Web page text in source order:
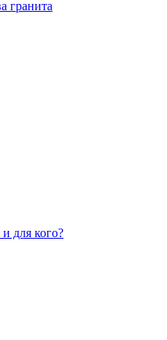
гранита
для кого?